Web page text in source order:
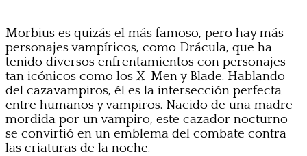
Morbius es quizás el más famoso, pero hay más
personajes vampíricos, como Drácula, que ha
tenido diversos enfrentamientos con personajes
tan icónicos como los X-Men y Blade. Hablando
del cazavampiros, él es la intersección perfecta
entre humanos y vampiros. Nacido de una madre
mordida por un vampiro, este cazador nocturno
se convirtió en un emblema del combate contra
las criaturas de la noche.